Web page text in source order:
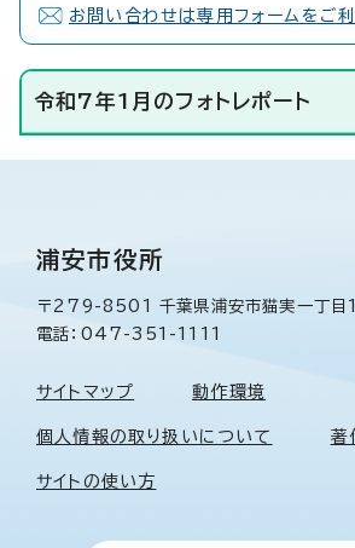
お問い合わせは専用フォームをご利
令和7年1月のフォトレポート
浦安市役所
〒279-8501 千葉県浦安市猫実一丁目
電話：047-351-1111
サイトマップ 動作環境
個人情報の取り扱いについて 著
サイトの使い方